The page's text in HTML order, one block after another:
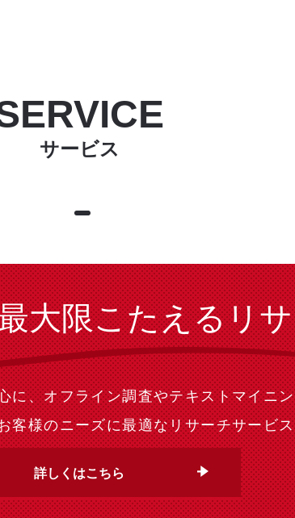
サービス
大限こたえるリ
に、オフライン調査やテキストマイニ
客様のニーズに最適なリサーチサービ
詳しくはこちら